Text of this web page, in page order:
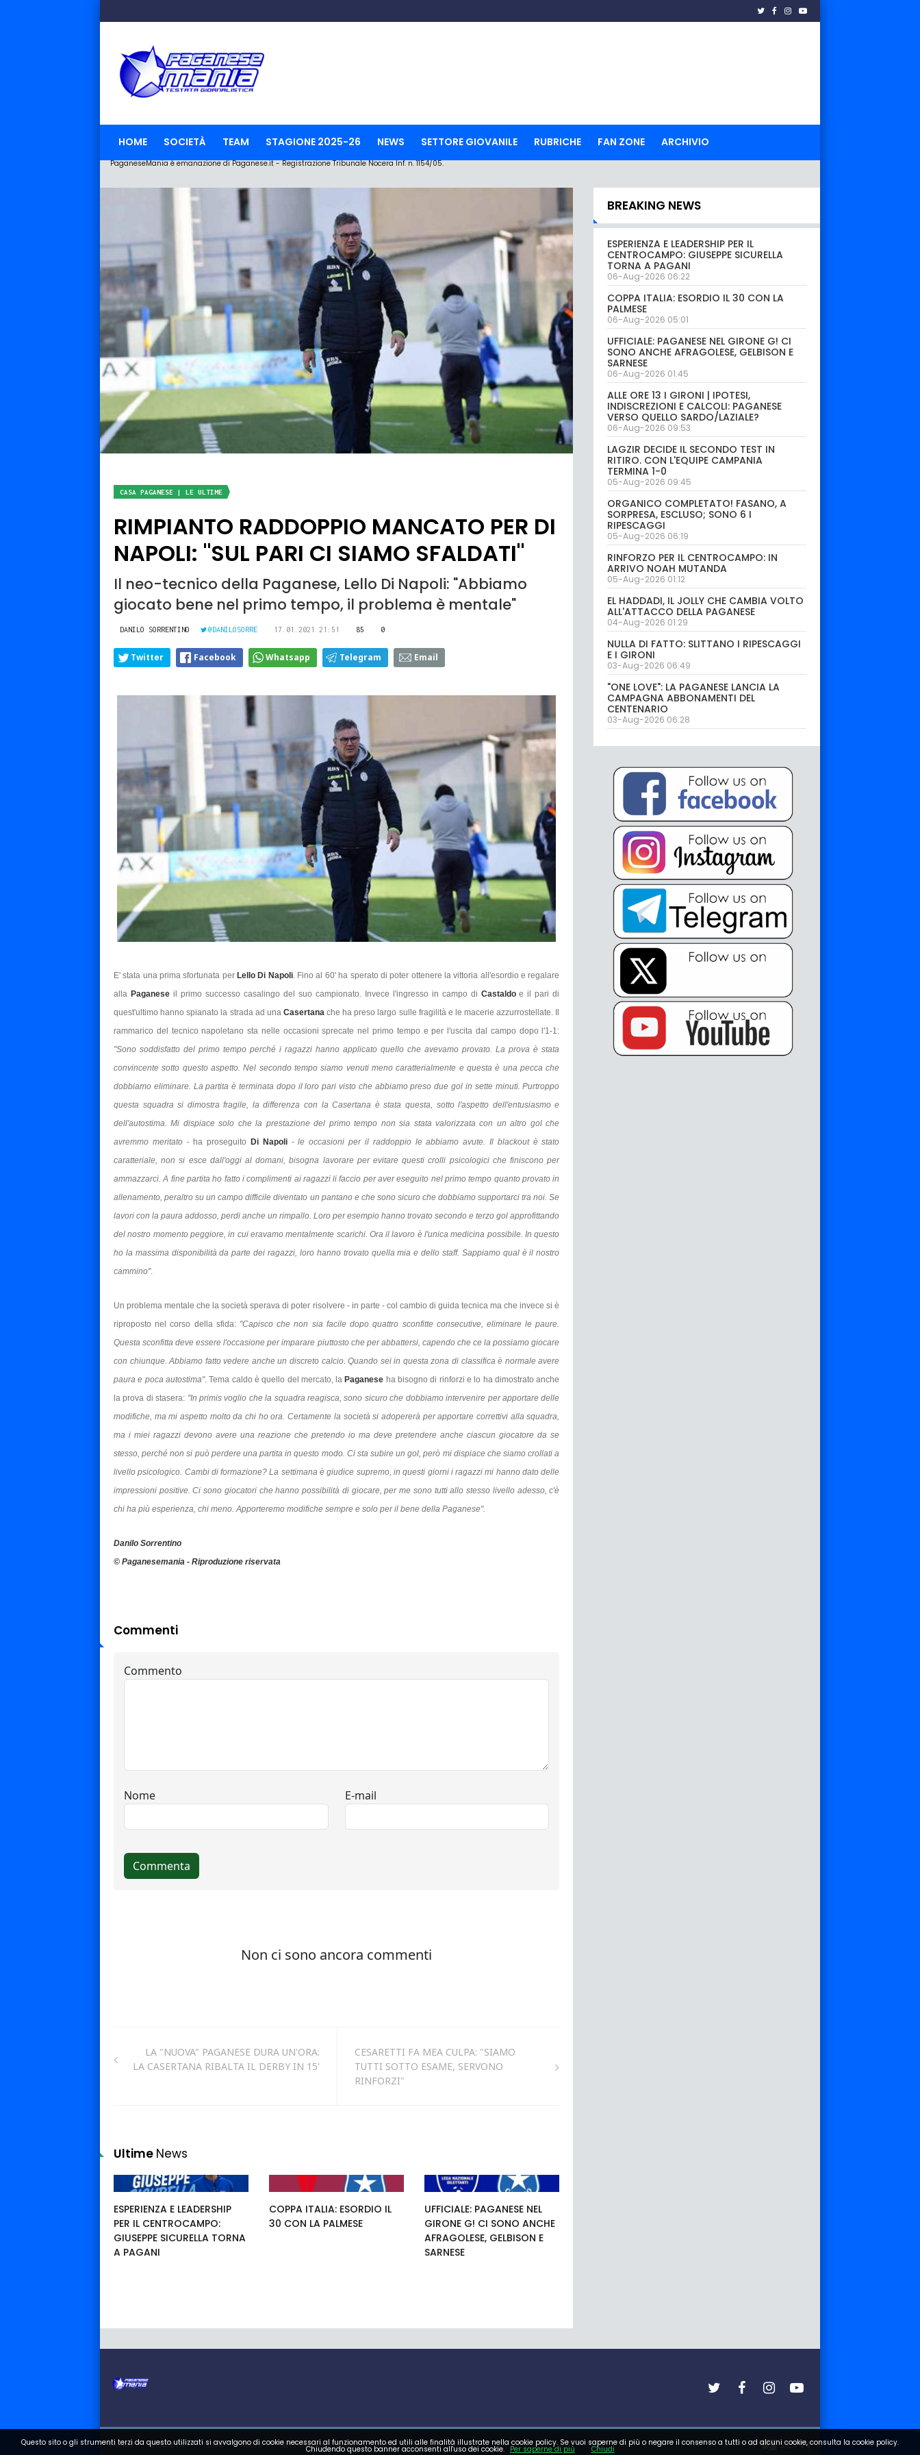
HOME SOCIETÀ TEAM STAGIONE 2025-26 NEWS SETTORE GIOVANILE RUBRICHE FAN ZONE ARCHIVIO
PaganeseMania è emanazione di Paganese.it - Registrazione Tribunale Nocera Inf. n. 1154/05.
CASA PAGANESE | LE ULTIME
RIMPIANTO RADDOPPIO MANCATO PER DI
NAPOLI: "SUL PARI CI SIAMO SFALDATI"
Il neo-tecnico della Paganese, Lello Di Napoli: "Abbiamo
giocato bene nel primo tempo, il problema è mentale"
DANILO SORRENTINO @DANILOSORRE 17.01.2021 21:51 85 0
Twitter Facebook Whatsapp Telegram Email
E' stata una prima sfortunata per Lello Di Napoli. Fino al 60' ha sperato di poter ottenere la vittoria all'esordio e regalare
alla Paganese il primo successo casalingo del suo campionato. Invece l'ingresso in campo di Castaldoe il pari di
quest'ultimo hanno spianato la strada ad una Casertanache ha preso largo sulle fragilità e le macerie azzurrostellate. Il
rammarico del tecnico napoletano sta nelle occasioni sprecate nel primo tempo e per l'uscita dal campo dopo l'1-1:
"Sono soddisfatto del primo tempo perché i ragazzi hanno applicato quello che avevamo provato. La prova è stata
convincente sotto questo aspetto. Nel secondo tempo siamo venuti meno caratterialmente e questa è una pecca che
dobbiamo eliminare. La partita è terminata dopo il loro pari visto che abbiamo preso due gol in sette minuti. Purtroppo
questa squadra si dimostra fragile, la differenza con la Casertana è stata questa, sotto l'aspetto dell'entusiasmo e
dell'autostima. Mi dispiace solo che la prestazione del primo tempo non sia stata valorizzata con un altro gol che
avremmo meritato- ha proseguito Di Napoli -le occasioni per il raddoppio le abbiamo avute. Il blackout è stato
caratteriale, non si esce dall'oggi al domani, bisogna lavorare per evitare questi crolli psicologici che finiscono per
ammazzarci. A fine partita ho fatto i complimenti ai ragazzi li faccio per aver eseguito nel primo tempo quanto provato in
allenamento, peraltro su un campo difficile diventato un pantano e che sono sicuro che dobbiamo supportarci tra noi. Se
lavori con la paura addosso, perdi anche un rimpallo. Loro per esempio hanno trovato secondo e terzo gol approfittando
del nostro momento peggiore, in cui eravamo mentalmente scarichi. Ora il lavoro è l'unica medicina possibile. In questo
ho la massima disponibilità da parte dei ragazzi, loro hanno trovato quella mia e dello staff. Sappiamo qual è il nostro
cammino".
Un problema mentale che la società sperava di poter risolvere - in parte - col cambio di guida tecnica ma che invece si è
riproposto nel corso della sfida: "Capisco che non sia facile dopo quattro sconfitte consecutive, eliminare le paure.
Questa sconfitta deve essere l'occasione per imparare piuttosto che per abbattersi, capendo che ce la possiamo giocare
con chiunque. Abbiamo fatto vedere anche un discreto calcio. Quando sei in questa zona di classifica è normale avere
paura e poca autostima". Tema caldo è quello del mercato, la Paganese ha bisogno di rinforzi e lo ha dimostrato anche
la prova di stasera: "In primis voglio che la squadra reagisca, sono sicuro che dobbiamo intervenire per apportare delle
modifiche, ma mi aspetto molto da chi ho ora. Certamente la società si adopererà per apportare correttivi alla squadra,
ma i miei ragazzi devono avere una reazione che pretendo io ma deve pretendere anche ciascun giocatore da se
stesso, perché non si può perdere una partita in questo modo. Ci sta subire un gol, però mi dispiace che siamo crollati a
livello psicologico. Cambi di formazione? La settimana è giudice supremo, in questi giorni i ragazzi mi hanno dato delle
impressioni positive. Ci sono giocatori che hanno possibilità di giocare, per me sono tutti allo stesso livello adesso, c'è
chi ha più esperienza, chi meno. Apporteremo modifiche sempre e solo per il bene della Paganese".
Danilo Sorrentino
© Paganesemania - Riproduzione riservata
Commenti
LA "NUOVA" PAGANESE DURA UN'ORA:
LA CASERTANA RIBALTA IL DERBY IN 15'
CESARETTI FA MEA CULPA: "SIAMO
TUTTI SOTTO ESAME, SERVONO
RINFORZI"
Ultime News
ESPERIENZA E LEADERSHIP
PER IL CENTROCAMPO:
GIUSEPPE SICURELLA TORNA
A PAGANI
COPPA ITALIA: ESORDIO IL
30 CON LA PALMESE
UFFICIALE: PAGANESE NEL
GIRONE G! CI SONO ANCHE
AFRAGOLESE, GELBISON E
SARNESE
BREAKING NEWS
ESPERIENZA E LEADERSHIP PER IL
CENTROCAMPO: GIUSEPPE SICURELLA
TORNA A PAGANI
06-Aug-2026 06:22
COPPA ITALIA: ESORDIO IL 30 CON LA
PALMESE
06-Aug-2026 05:01
UFFICIALE: PAGANESE NEL GIRONE G! CI
SONO ANCHE AFRAGOLESE, GELBISON E
SARNESE
06-Aug-2026 01:45
ALLE ORE 13 I GIRONI | IPOTESI,
INDISCREZIONI E CALCOLI: PAGANESE
VERSO QUELLO SARDO/LAZIALE?
06-Aug-2026 09:53
LAGZIR DECIDE IL SECONDO TEST IN
RITIRO. CON L'EQUIPE CAMPANIA
TERMINA 1-0
05-Aug-2026 09:45
ORGANICO COMPLETATO! FASANO, A
SORPRESA, ESCLUSO; SONO 6 I
RIPESCAGGI
05-Aug-2026 06:19
RINFORZO PER IL CENTROCAMPO: IN
ARRIVO NOAH MUTANDA
05-Aug-2026 01:12
EL HADDADI, IL JOLLY CHE CAMBIA VOLTO
ALL'ATTACCO DELLA PAGANESE
04-Aug-2026 01:29
NULLA DI FATTO: SLITTANO I RIPESCAGGI
E I GIRONI
03-Aug-2026 06:49
"ONE LOVE": LA PAGANESE LANCIA LA
CAMPAGNA ABBONAMENTI DEL
CENTENARIO
03-Aug-2026 06:28
HOME SOCIETA TEAM NEWS SETTORE GIOVANILE FOTO VIDEO
Questo sito o gli strumenti terzi da questo utilizzati si avvalgono di cookie necessari al funzionamento ed utili alle finalità illustrate nella cookie policy. Se vuoi saperne di più o negare il consenso a tutti o ad alcuni cookie, consulta la cookie policy.
Chiudendo questo banner acconsenti all'uso dei cookie. Per saperne di più Chiudi